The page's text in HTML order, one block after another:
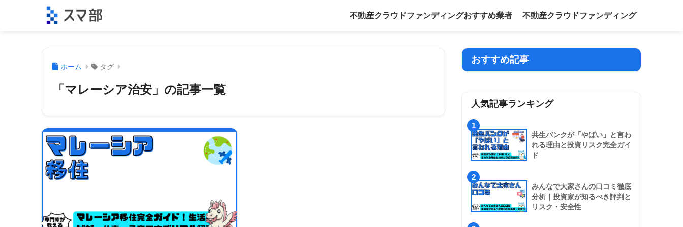
不動産クラウドファンディングおすすめ業者 不動産クラウドファンディング
ホーム タグ
「マレーシア治安」の記事一覧
おすすめ記事
人気記事ランキング
1
共生バンクが「やばい」と言わ
れる理由と投資リスク完全ガイ
ド
2
みんなで大家さんの口コミ徹底
分析｜投資家が知るべき評判と
リスク・安全性